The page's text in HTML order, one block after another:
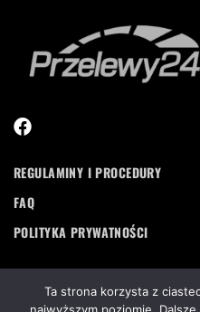
REGULAMINY I PROCEDURY
FAQ
POLITYKA PRYWATNOŚCI
Ta strona korzysta z